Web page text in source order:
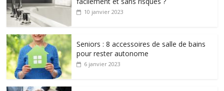
10 janvier 2023
Seniors : 8 accessoires de salle de bains
pour rester autonome
6 janvier 2023